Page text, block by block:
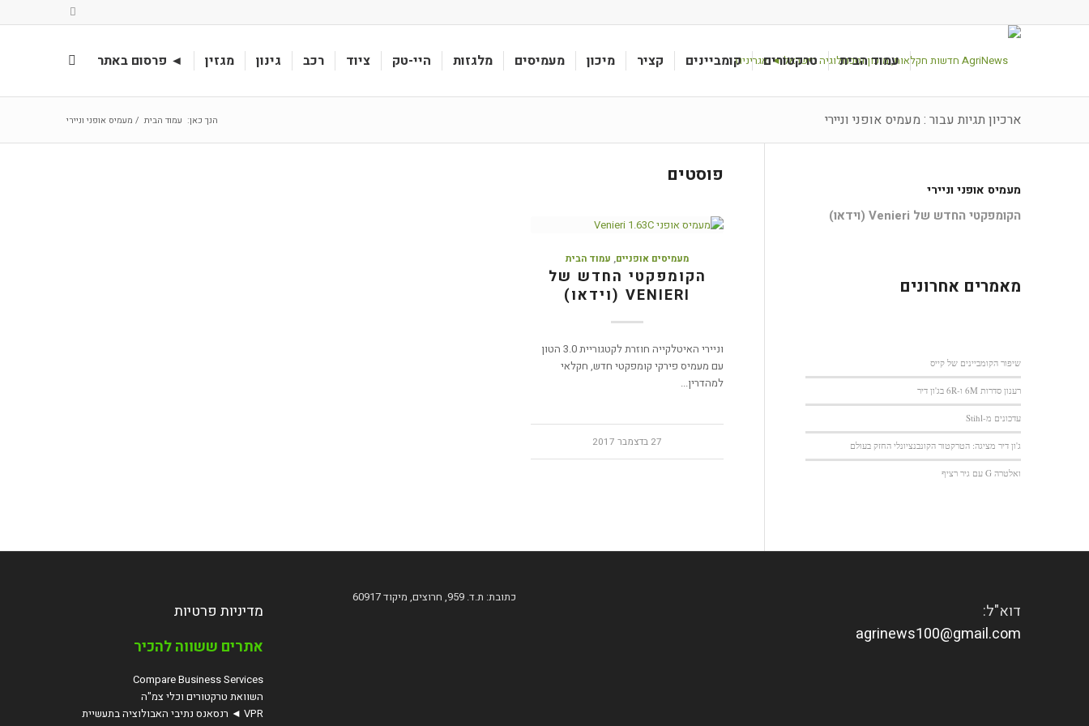
עמוד הבית טרקטורים קומביינים קציר מיכון מעמיסים מלגזות היי-טק ציוד רכב גינון מגזין ◄ פרסום באתר
ארכיון תגיות עבור : מעמיס אופני וניירי הנך כאן: עמוד הבית / מעמיס אופני וניירי
פוסטים
מעמיסים אופניים, עמוד הבית
הקומפקטי החדש של
VENIERI (וידאו)
וניירי האיטלקייה חוזרת לקטגוריית 3.0 הטון
עם מעמיס פירקי קומפקטי חדש, חקלאי
למהדרין...
27 בדצמבר 2017
מעמיס אופני וניירי
הקומפקטי החדש של Venieri (וידאו)
מאמרים אחרונים
שיפור הקומביינים של קייס
רענון סדרות 6M ו-6R בג'ון דיר
עדכונים מ-Stihl
ג'ון דיר מציגה: הטרקטור הקונבנציונלי החזק בעולם
ואלטרה G עם גיר רציף
דוא"ל:
agrinews100@gmail.com
כתובת: ת.ד. 959, חרוצים, מיקוד 60917
מדיניות פרטיות
אתרים ששווה להכיר
Compare Business Services
השוואת טרקטורים וכלי צמ"ה
VPR ◄ רנסאנס נתיבי האבולוציה בתעשיית